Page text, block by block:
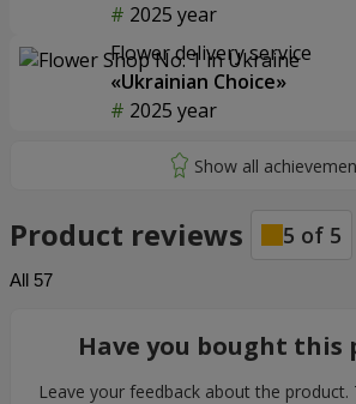
2025 year
Flower delivery service
«Ukrainian Choice»
2025 year
Product reviews 5 of 5
All 57
Have you bought this
Leave your feedback about the